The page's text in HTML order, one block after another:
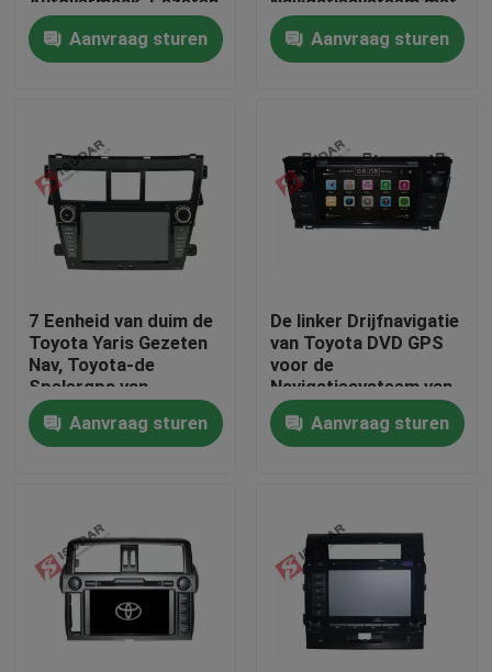
Huis
Ongeveer ons
Fabrieksreis
Kwaliteitscontrole
Contacteer ons
Nieuws
Gevallen
Verzoek om een Citaat
Nav Panle Grootte
200*100mm van
Toyota Prado
Aanvraag sturen
de Functie van TPMS
OBD Aanvraag sturen
7 Eenheid van duim de
Toyota Yaris Gezeten
Nav, Toyota-de
Spelergps van
Autodvd Ingebouwde
Radiotuner
Aanvraag sturen
De linker Drijfnavigatie
van Toyota DVD GPS
voor de
Navigatiesysteem van
Toyota Corolla 2014
Aanvraag sturen